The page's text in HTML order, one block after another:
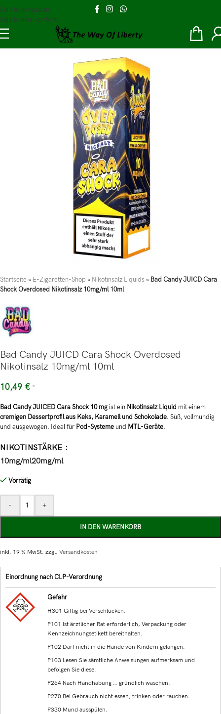
Skip to navigation
Skip to main content
Startseite » E-Zigaretten-Shop » Nikotinsalz Liquids » Bad Candy JUICD Cara
Shock Overdosed Nikotinsalz 10mg/ml 10ml
Bad Candy JUICD Cara Shock Overdosed
Nikotinsalz 10mg/ml 10ml
10,49 € *
Bad Candy JUICED Cara Shock 10 mg ist ein Nikotinsalz Liquid mit einem
cremigen Dessertprofil aus Keks, Karamell und Schokolade. Süß, vollmundig
und ausgewogen. Ideal für Pod-Systeme und MTL-Geräte.
NIKOTINSTÄRKE
10mg/ml20mg/ml
Vorrätig
- +
IN DEN WARENKORB
inkl. 19 % MwSt. zzgl. Versandkosten
Einordnung nach CLP-Verordnung
Gefahr
H301 Giftig bei Verschlucken.
P101 Ist ärztlicher Rat erforderlich, Verpackung oder
Kennzeichnungsetikett bereithalten.
P102 Darf nicht in die Hände von Kindern gelangen.
P103 Lesen Sie sämtliche Anweisungen aufmerksam und
befolgen Sie diese.
P264 Nach Handhabung … gründlich waschen.
P270 Bei Gebrauch nicht essen, trinken oder rauchen.
P330 Mund ausspülen.